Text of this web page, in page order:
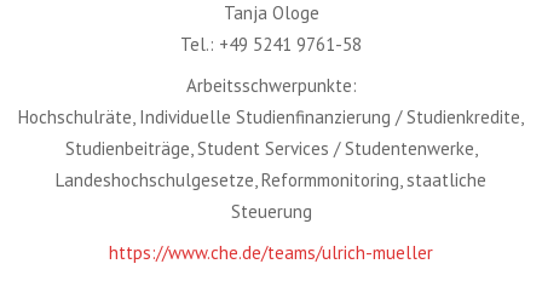
Tanja Ologe
Tel.: +49 5241 9761-58
Arbeitsschwerpunkte:
Hochschulräte, Individuelle Studienfinanzierung / Studienkredite,
Studienbeiträge, Student Services / Studentenwerke,
Landeshochschulgesetze, Reformmonitoring, staatliche
Steuerung
https://www.che.de/teams/ulrich-mueller